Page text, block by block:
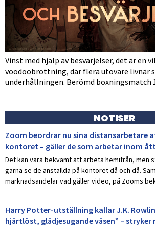
Vinst med hjälp av besvärjelser, det är en
voodoobrottning, där flera utövare livnär
underhållningen. Berömd boxningsmatch
NOTISER
Zoom beordrar nu sina distansarbetare
kontoret – gäller de som arbetar inom
Det kan vara bekvämt att arbeta hemifrån, men
gärna se de anställda på kontoret då och då.
marknadsandelar vad gäller video, på Zooms
Harry Potter-utställning kallar J.K.
hjärtlöst, glädjesugande väsen” – stryker